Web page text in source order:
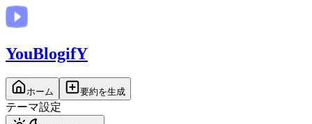
YouBlogifY
ホーム 要約を生成
テーマ設定